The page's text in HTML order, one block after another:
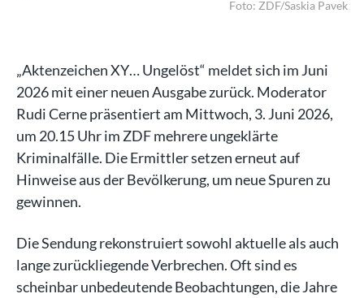
Foto: ZDF/Saskia Pavek
„Aktenzeichen XY… Ungelöst“ meldet sich im Juni
2026 mit einer neuen Ausgabe zurück. Moderator
Rudi Cerne präsentiert am Mittwoch, 3. Juni 2026,
um 20.15 Uhr im ZDF mehrere ungeklärte
Kriminalfälle. Die Ermittler setzen erneut auf
Hinweise aus der Bevölkerung, um neue Spuren zu
gewinnen.
Die Sendung rekonstruiert sowohl aktuelle als auch
lange zurückliegende Verbrechen. Oft sind es
scheinbar unbedeutende Beobachtungen, die Jahre